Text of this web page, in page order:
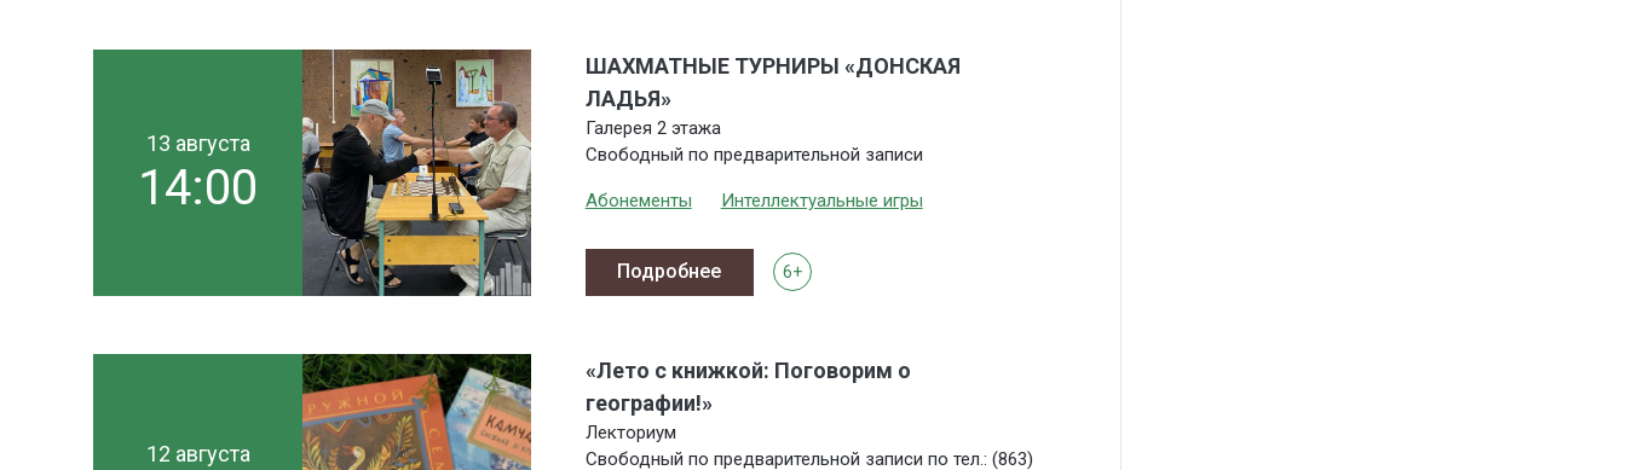
13 августа
14:00
ШАХМАТНЫЕ ТУРНИРЫ «ДОНСКАЯ
ЛАДЬЯ»
Галерея 2 этажа
Свободный по предварительной записи
Абонементы Интеллектуальные игры
6+
Подробнее
12 августа
«Лето с книжкой: Поговорим о
географии!»
Лекториум
Свободный по предварительной записи по тел.: (863)